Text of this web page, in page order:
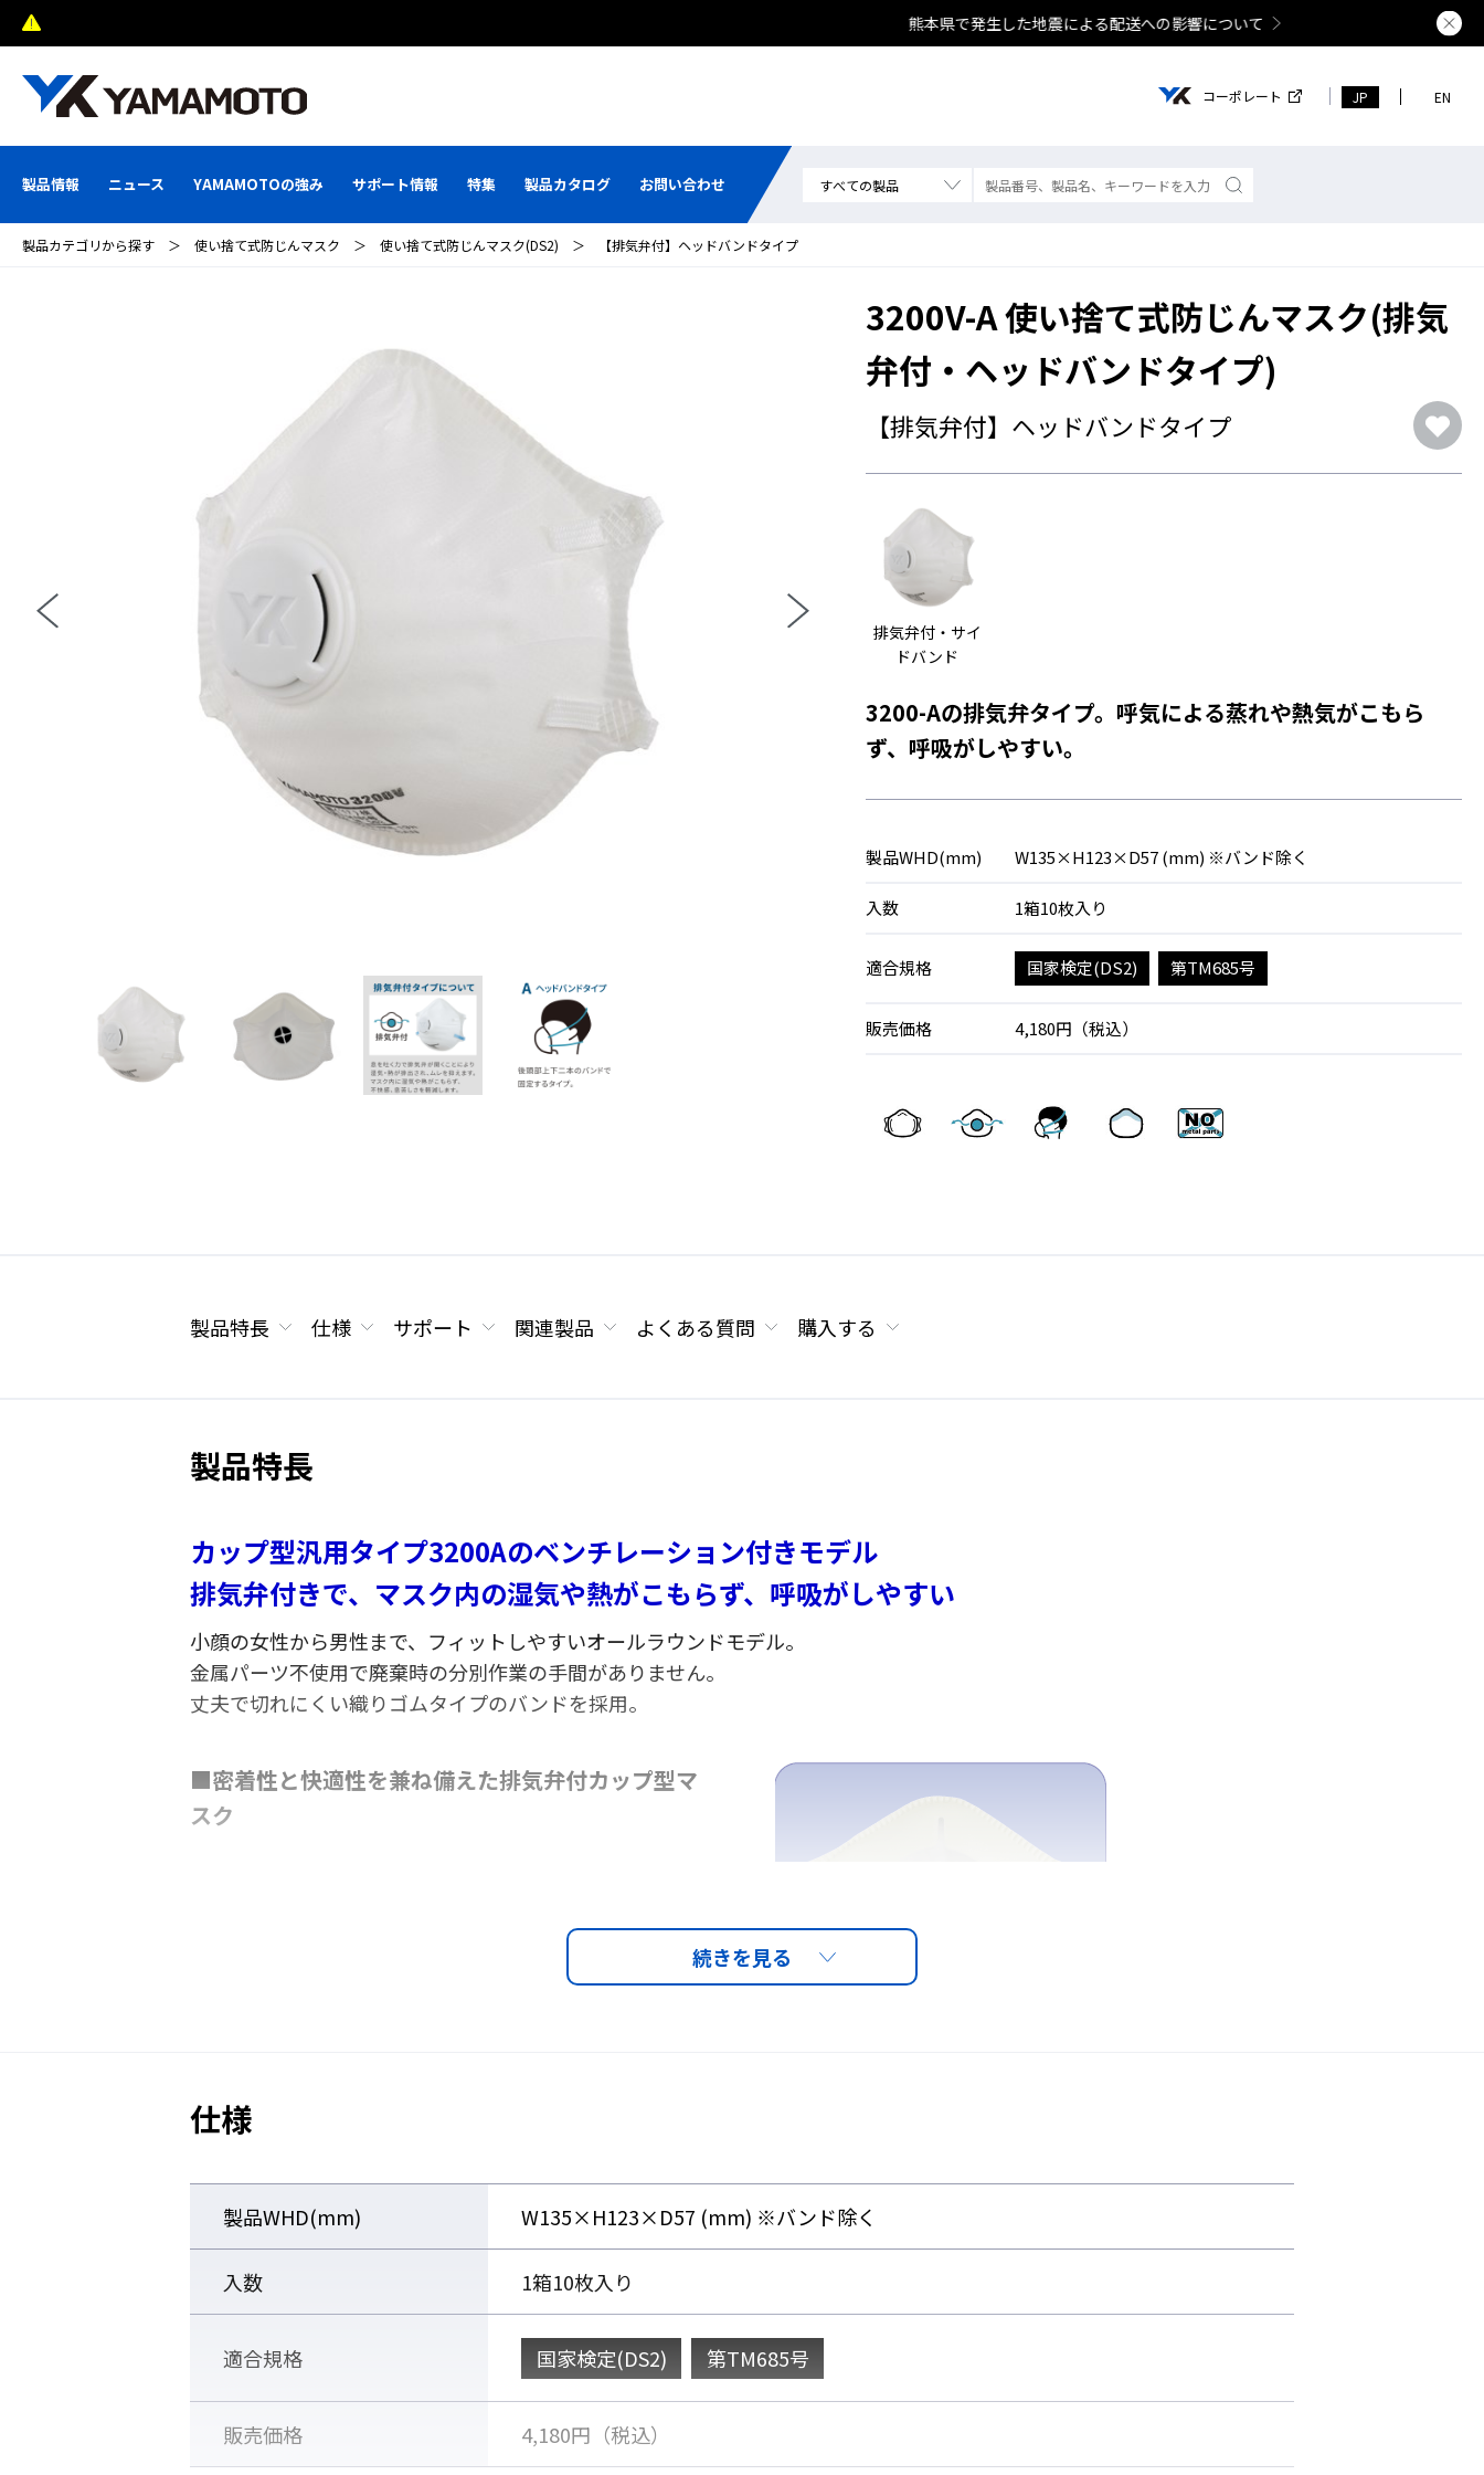
夏季休
コーポレート JP EN
製品情報 ニュース YAMAMOTOの強み サポート情報 特集 製品カタログ お問い合わせ
製品カテゴリから探す ＞ 使い捨て式防じんマスク ＞ 使い捨て式防じんマスク(DS2) ＞ 【排気弁付】ヘッドバンドタイプ
3200V-A 使い捨て式防じんマスク(排気
弁付・ヘッドバンドタイプ)
【排気弁付】ヘッドバンドタイプ
排気弁付・サイ
ドバンド
3200-Aの排気弁タイプ。呼気による蒸れや熱気がこもら
ず、呼吸がしやすい。
製品WHD(mm) W135×H123×D57 (mm) ※バンド除く
入数 1箱10枚入り
適合規格 国家検定(DS2) 第TM685号
販売価格 4,180円（税込）
製品特長 仕様 サポート 関連製品 よくある質問 購入する
製品特長
カップ型汎用タイプ3200Aのベンチレーション付きモデル
排気弁付きで、マスク内の湿気や熱がこもらず、呼吸がしやすい
小顔の女性から男性まで、フィットしやすいオールラウンドモデル。
金属パーツ不使用で廃棄時の分別作業の手間がありません。
丈夫で切れにくい織りゴムタイプのバンドを採用。
■密着性と快適性を兼ね備えた排気弁付カップ型マ
スク
■ヘッドバンドタイプ
仕様
製品WHD(mm) W135×H123×D57 (mm) ※バンド除く
入数 1箱10枚入り
適合規格 国家検定(DS2) 第TM685号
販売価格 4,180円（税込）